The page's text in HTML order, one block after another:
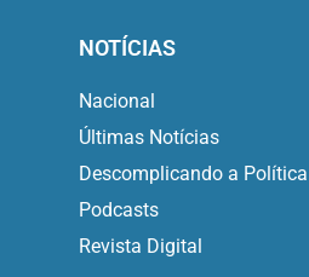
NOTÍCIAS
Nacional
Últimas Notícias
Descomplicando a Política
Podcasts
Revista Digital